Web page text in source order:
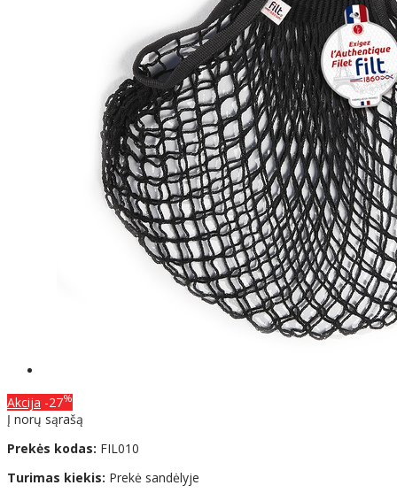
Akcija -27%
Į norų sąrašą
Prekės kodas: FIL010
Turimas kiekis: Prekė sandėlyje